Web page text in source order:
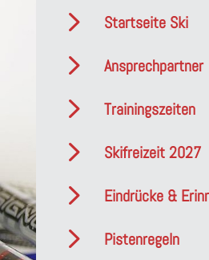
5 Startseite Ski
5 Ansprechpartner
5 Trainingszeiten
5 Skifreizeit 2027
5 Eindrücke &
5 Pistenregeln